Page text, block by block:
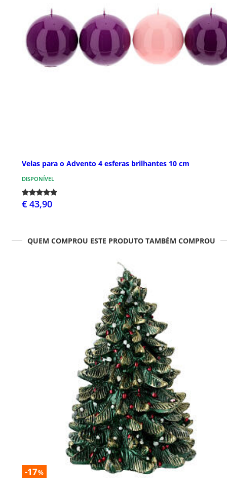
Velas para o Advento 4 esferas brilhantes 10 cm
DISPONÍVEL
€ 43,90
QUEM COMPROU ESTE PRODUTO TAMBÉM COMPROU
-17%